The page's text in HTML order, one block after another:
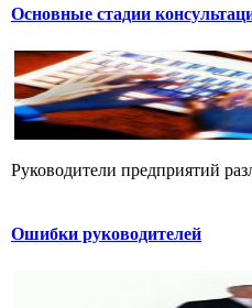
Основные стадии
Руководители предприятий
Ошибки руководителей